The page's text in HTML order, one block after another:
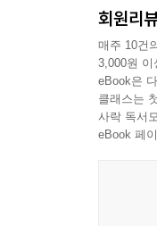
“달리기
하루하루
_본문 중
저자는
어떻게
책에는
회원리
매주 10건
3,000원 이
eBook은
클래스는
사락 독서
eBook 페